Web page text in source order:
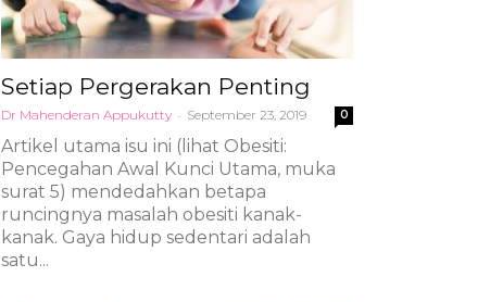
Setiap Pergerakan Penting
Dr Mahenderan Appukutty - September 23, 2019 0
Artikel utama isu ini (lihat Obesiti:
Pencegahan Awal Kunci Utama, muka
surat 5) mendedahkan betapa
runcingnya masalah obesiti kanak-
kanak. Gaya hidup sedentari adalah
satu...